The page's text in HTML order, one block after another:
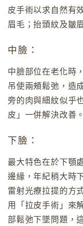
皮手術以求自然有
眉毛；抬頭紋及皺
中臉：
中臉部位在老化時
吊使兩頰鬆弛，造
旁的肉與細紋似乎
皮」一併解決改善。
下臉：
最大特色在於下顎
邊緣，年紀稍大時
雷射光療拉提的方
用「拉皮手術」來
部鬆弛下墜問題，